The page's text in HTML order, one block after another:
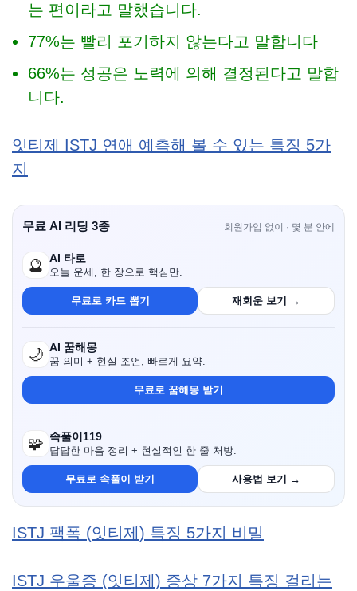
는 편이라고 말했습니다.
77%는 빨리 포기하지 않는다고 말합니다
66%는 성공은 노력에 의해 결정된다고 말합
니다.
잇티제 ISTJ 연애 예측해 볼 수 있는 특징 5가
지
무료 AI 리딩 3종 회원가입 없이 · 몇 분 안에
🔮 AI 타로
오늘 운세, 한 장으로 핵심만.
무료로 카드 뽑기 재회운 보기 →
🌙 AI 꿈해몽
꿈 의미 + 현실 조언, 빠르게 요약.
무료로 꿈해몽 받기
🧩 속풀이119
답답한 마음 정리 + 현실적인 한 줄 처방.
무료로 속풀이 받기 사용법 보기 →
ISTJ 팩폭 (잇티제) 특징 5가지 비밀
ISTJ 우울증 (잇티제) 증상 7가지 특징 걸리는